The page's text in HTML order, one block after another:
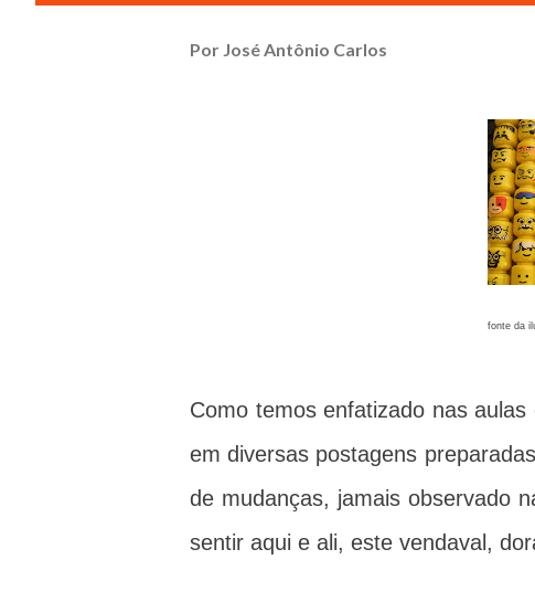
Por José Antônio Carlos
fonte da
Como temos enfatizado nas
em diversas postagens
de mudanças, jamais observado
sentir aqui e ali, este vendaval,